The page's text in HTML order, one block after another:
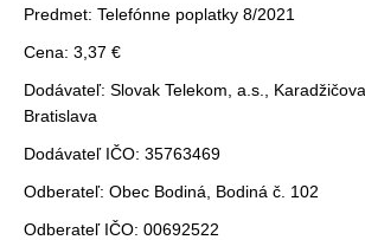
Predmet: Telefónne poplatky 8/2021
Cena: 3,37 €
Dodávateľ: Slovak Telekom, a.s.,
Bratislava
Dodávateľ IČO: 35763469
Odberateľ: Obec Bodiná, Bodiná č. 102
Odberateľ IČO: 00692522